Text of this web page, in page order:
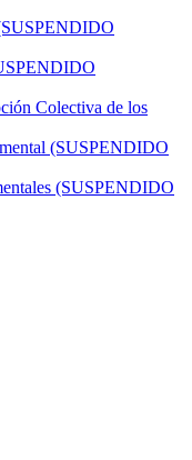
Colectiva de los
(SUSPENDIDO
(SUSPENDIDO